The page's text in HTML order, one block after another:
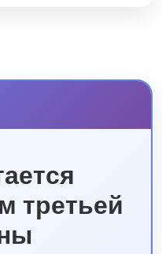
третьей